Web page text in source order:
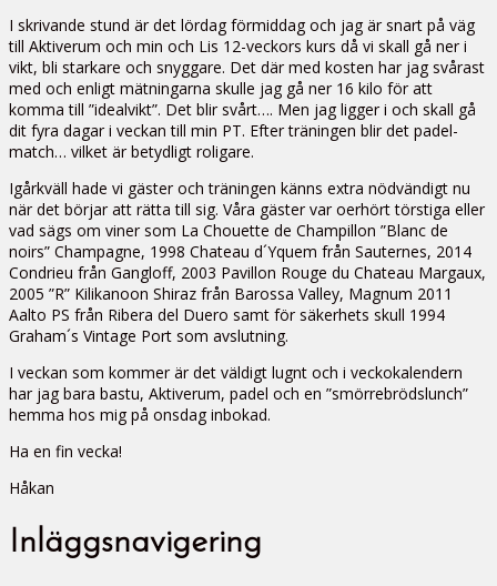
I skrivande stund är det lördag förmiddag och jag är snart på väg
till Aktiverum och min och Lis 12-veckors kurs då vi skall gå ner i
vikt, bli starkare och snyggare. Det där med kosten har jag svårast
med och enligt mätningarna skulle jag gå ner 16 kilo för att
komma till ”idealvikt”. Det blir svårt…. Men jag ligger i och skall gå
dit fyra dagar i veckan till min PT. Efter träningen blir det padel-
match… vilket är betydligt roligare.
Igårkväll hade vi gäster och träningen känns extra nödvändigt nu
när det börjar att rätta till sig. Våra gäster var oerhört törstiga eller
vad sägs om viner som La Chouette de Champillon ”Blanc de
noirs” Champagne, 1998 Chateau d´Yquem från Sauternes, 2014
Condrieu från Gangloff, 2003 Pavillon Rouge du Chateau Margaux,
2005 ”R” Kilikanoon Shiraz från Barossa Valley, Magnum 2011
Aalto PS från Ribera del Duero samt för säkerhets skull 1994
Graham´s Vintage Port som avslutning.
I veckan som kommer är det väldigt lugnt och i veckokalendern
har jag bara bastu, Aktiverum, padel och en ”smörrebrödslunch”
hemma hos mig på onsdag inbokad.
Ha en fin vecka!
Håkan
Inläggsnavigering